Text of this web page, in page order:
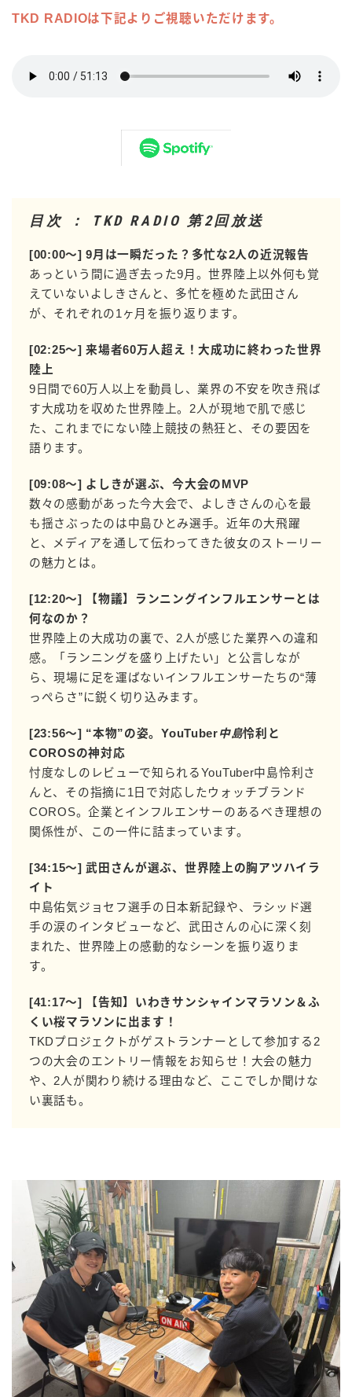
TKD RADIOは下記よりご視聴いただけます。
目次 ： TKD RADIO 第2回放送
[00:00〜] 9月は一瞬だった？多忙な2人の近況報告
あっという間に過ぎ去った9月。世界陸上以外何も覚
えていないよしきさんと、多忙を極めた武田さん
が、それぞれの1ヶ月を振り返ります。
[02:25〜] 来場者60万人超え！大成功に終わった世界
陸上
9日間で60万人以上を動員し、業界の不安を吹き飛ば
す大成功を収めた世界陸上。2人が現地で肌で感じ
た、これまでにない陸上競技の熱狂と、その要因を
語ります。
[09:08〜] よしきが選ぶ、今大会のMVP
数々の感動があった今大会で、よしきさんの心を最
も揺さぶったのは中島ひとみ選手。近年の大飛躍
と、メディアを通して伝わってきた彼女のストーリー
の魅力とは。
[12:20〜] 【物議】ランニングインフルエンサーとは
何なのか？
世界陸上の大成功の裏で、2人が感じた業界への違和
感。「ランニングを盛り上げたい」と公言しなが
ら、現場に足を運ばないインフルエンサーたちの“薄
っぺらさ”に鋭く切り込みます。
[23:56〜] “本物”の姿。YouTuber中島怜利と
COROSの神対応
忖度なしのレビューで知られるYouTuber中島怜利さ
んと、その指摘に1日で対応したウォッチブランド
COROS。企業とインフルエンサーのあるべき理想の
関係性が、この一件に詰まっています。
[34:15〜] 武田さんが選ぶ、世界陸上の胸アツハイラ
イト
中島佑気ジョセフ選手の日本新記録や、ラシッド選
手の涙のインタビューなど、武田さんの心に深く刻
まれた、世界陸上の感動的なシーンを振り返りま
す。
[41:17〜] 【告知】いわきサンシャインマラソン＆ふ
くい桜マラソンに出ます！
TKDプロジェクトがゲストランナーとして参加する2
つの大会のエントリー情報をお知らせ！大会の魅力
や、2人が関わり続ける理由など、ここでしか聞けな
い裏話も。